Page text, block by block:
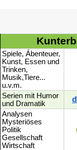
Spiele, Ábenteuer,
Kunst, Essen und
Trinken,
Musik,Tiere...
u.v.m.
Serien mit Humor
und Dramatik
Analysen
Mysteriöses
Politik
Gesellschaft
Wirtschaft